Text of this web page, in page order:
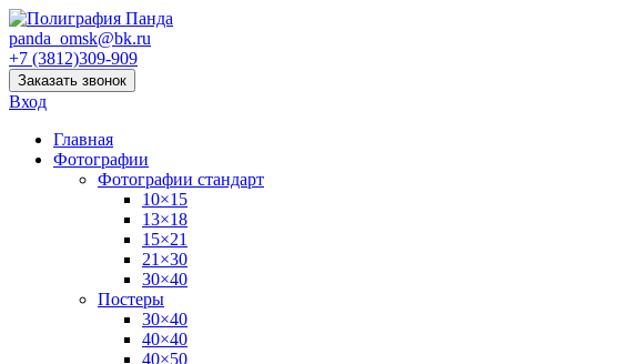
panda_omsk@bk.ru
+7 (3812)309-909
Заказать звонок
Вход
Главная
Фотографии
Фотографии стандарт
10×15
13×18
15×21
21×30
30×40
Постеры
30×40
40×40
40×50